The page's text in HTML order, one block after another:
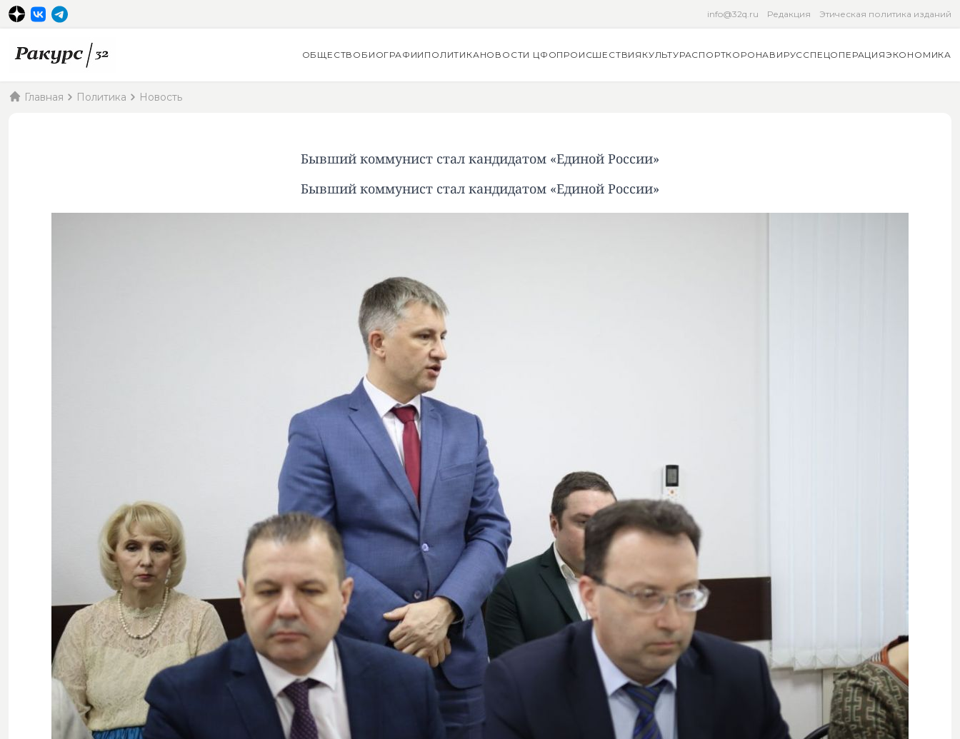
info@32q.ru Редакция Этическая политика изданий
ОБЩЕСТВО БИОГРАФИИ ПОЛИТИКАНОВОСТИ ЦФОПРОИСШЕСТВИЯ КУЛЬТУРАСПОРТКОРОНАВИРУССПЕЦОПЕРАЦИЯЭКОНОМИКА
Главная Политика Новость
Бывший коммунист стал кандидатом «Единой России»
Бывший коммунист стал кандидатом «Единой России»